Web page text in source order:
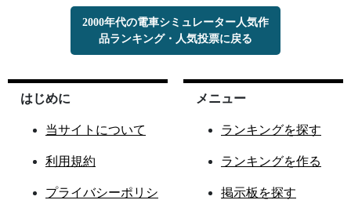
2000年代の電車シミュレーター人気作
品ランキング・人気投票に戻る
はじめに
当サイトについて
利用規約
プライバシーポリシ
メニュー
ランキングを探す
ランキングを作る
掲示板を探す